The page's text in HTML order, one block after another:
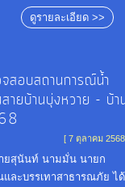
ดูรายละเอียด >>
สอบสถานการณ์น้ำ
สายบ้านบุ่งหวาย - บ้า
[ 7 ตุลาคม
ายสุนันท์ นามมั่น นายก
และบรรเทาสาธารณภัย ได้